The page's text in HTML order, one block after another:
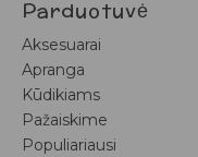
Parduotuvė
Aksesuarai
Apranga
Kūdikiams
Pažaiskime
Populiariausi